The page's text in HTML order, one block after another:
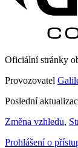
Oficiální stránky
Provozovatel
Poslední
Změna vzhledu,
Prohlášení o